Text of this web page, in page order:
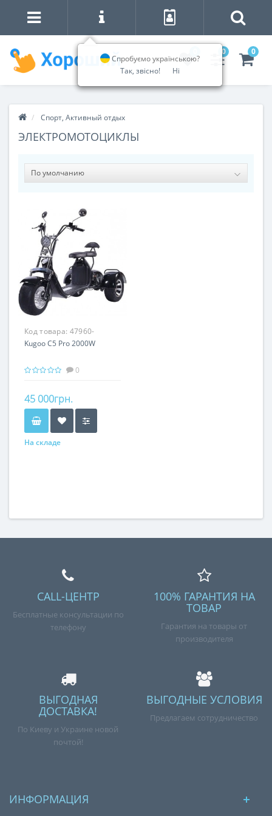
0 0
Спорт, Активный отдых
ЭЛЕКТРОМОТОЦИКЛЫ
Код товара: 47960-
Kugoo C5 Pro 2000W
0
45 000грн.
На складе
CALL-ЦЕНТР
Бесплатные консультации по
телефону
100% ГАРАНТИЯ НА
ТОВАР
Гарантия на товары от
производителя
ВЫГОДНАЯ
ДОСТАВКА!
По Киеву и Украине новой
почтой!
ВЫГОДНЫЕ УСЛОВИЯ
Предлагаем сотрудничество
ИНФОРМАЦИЯ
Спробуємо українською?
Так, звісно!
Ні